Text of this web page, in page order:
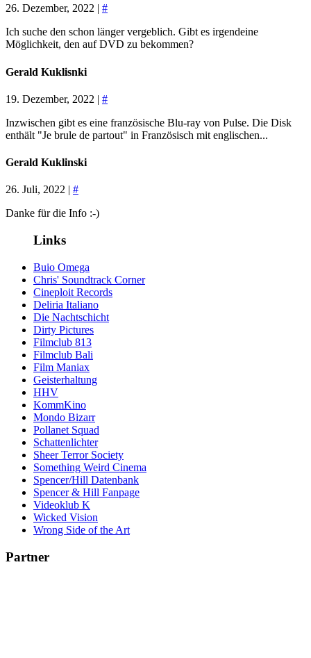
26. Dezember, 2022 | #
Ich suche den schon länger vergeblich. Gibt es irgendeine
Möglichkeit, den auf DVD zu bekommen?
Gerald Kuklisnki
19. Dezember, 2022 | #
Inzwischen gibt es eine französische Blu-ray von Pulse. Die Disk
enthält "Je brule de partout" in Französisch mit englischen...
Gerald Kuklinski
26. Juli, 2022 | #
Danke für die Info :-)
Links
Buio Omega
Chris' Soundtrack Corner
Cineploit Records
Deliria Italiano
Die Nachtschicht
Dirty Pictures
Filmclub 813
Filmclub Bali
Film Maniax
Geisterhaltung
HHV
KommKino
Mondo Bizarr
Pollanet Squad
Schattenlichter
Sheer Terror Society
Something Weird Cinema
Spencer/Hill Datenbank
Spencer & Hill Fanpage
Videoklub K
Wicked Vision
Wrong Side of the Art
Partner